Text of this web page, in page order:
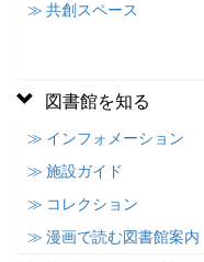
≫ 共創スペース
図書館を知る
≫ インフォメーション
≫ 施設ガイド
≫ コレクション
≫ 漫画で読む図書館案内